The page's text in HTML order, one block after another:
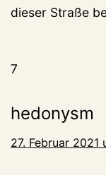
dieser Straße
7
hedonysm
27. Februar 2021